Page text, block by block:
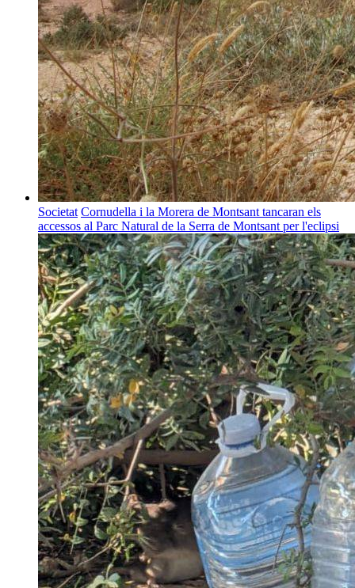
Societat Cornudella i la Morera de Montsant tancaran els
accessos al Parc Natural de la Serra de Montsant per l'eclipsi